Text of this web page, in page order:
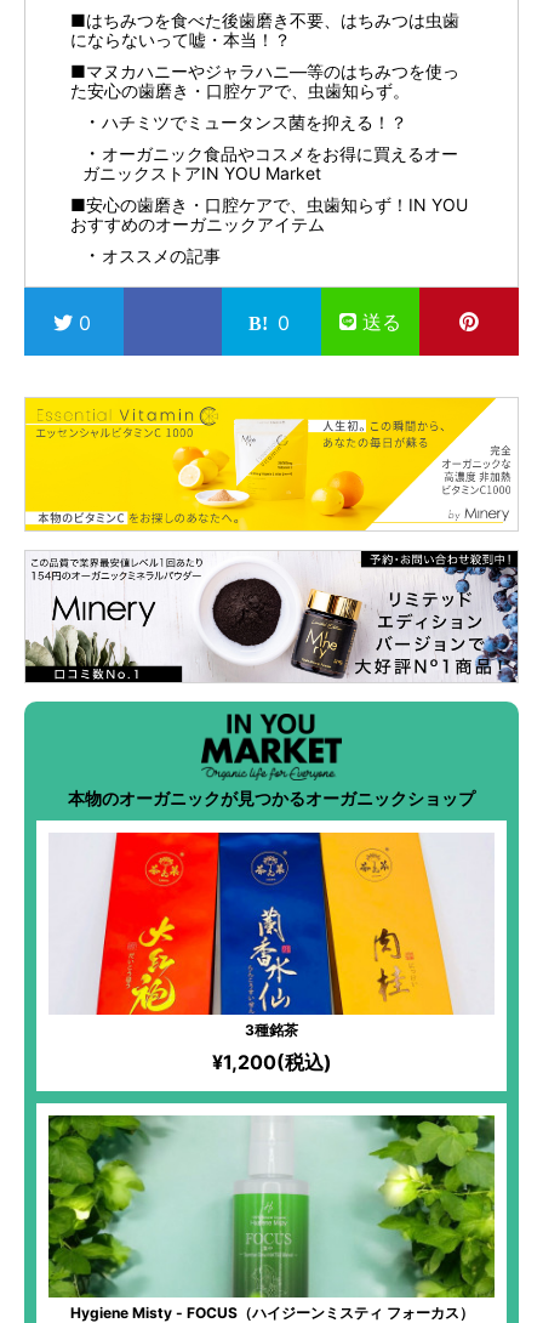
■はちみつを食べた後歯磨き不要、はちみつは虫歯
にならないって嘘・本当！？
■マヌカハニーやジャラハニ―等のはちみつを使っ
た安心の歯磨き・口腔ケアで、虫歯知らず。
ハチミツでミュータンス菌を抑える！？
オーガニック食品やコスメをお得に買えるオー
ガニックストアIN YOU Market
■安心の歯磨き・口腔ケアで、虫歯知らず！IN YOU
おすすめのオーガニックアイテム
オススメの記事
0 0 送る
本物のオーガニックが見つかるオーガニックショップ
3種銘茶
¥1,200(税込)
Hygiene Misty - FOCUS（ハイジーンミスティ フォーカス）